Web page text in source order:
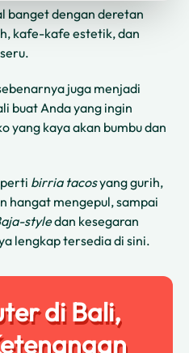
banget dengan deretan
kafe-kafe estetik, dan
juga menjadi
buat Anda yang ingin
yang kaya akan bumbu dan
birria tacosyang gurih,
hangat mengepul, sampai
styledan kesegaran
lengkap tersedia di sini.
di Bali,